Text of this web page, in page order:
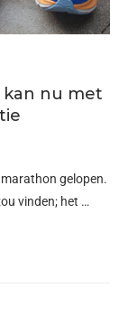
kan nu met
gelopen.
vinden; het …